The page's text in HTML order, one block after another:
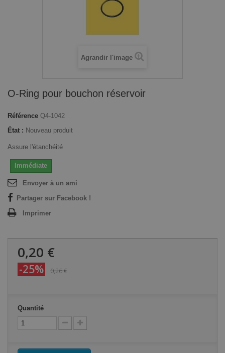
Agrandir l'image
O-Ring pour bouchon réservoir
Référence Q4-1042
État : Nouveau produit
Assure l'étanchéité
Immédiate
Envoyer à un ami
Partager sur Facebook !
Imprimer
0,20 €
-25% 0,26 €
Quantité